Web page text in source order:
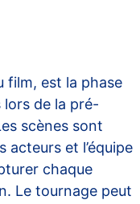
film, est la phase
lors de la pré-
scènes sont
acteurs et l’équipe
chaque
Le tournage peut